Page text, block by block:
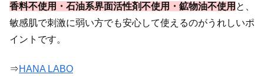
香料不使用・石油系界面活性剤不使用・鉱物油不使用 と、
敏感肌で刺激に弱い方でも安心して使えるのがうれしいポ
イントです。
⇒HANA LABO